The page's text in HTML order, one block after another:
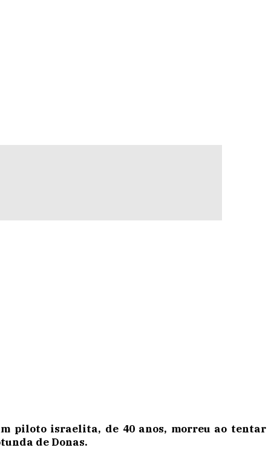
piloto israelita, de 40 anos, morreu ao tentar
de Donas.